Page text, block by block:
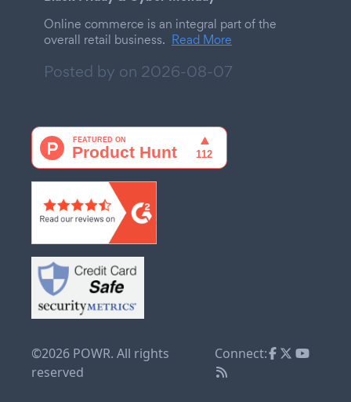
Online commerce is an integral part of the
overall retail business. Read More
Posted by on 2026-08-07
©2026 POWR. All rights
reserved
Connect: